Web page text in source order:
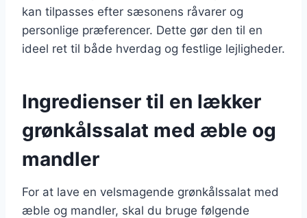
kan tilpasses efter sæsonens råvarer og
personlige præferencer. Dette gør den til en
ideel ret til både hverdag og festlige lejligheder.
Ingredienser til en lækker
grønkålssalat med æble og
mandler
For at lave en velsmagende grønkålssalat med
æble og mandler, skal du bruge følgende